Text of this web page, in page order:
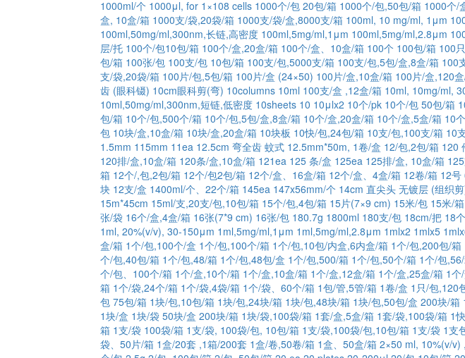
1000ml/个 1000μl, for 1×108 cells 1000个/包 20包/箱 1000个/包,50包/箱 1000个/
盒, 10盒/箱 1000支/袋,20袋/箱 1000支/袋/盒,8000支/箱 100ml, 10 mg/ml, 1μm
100ml,50mg/ml,300nm,长链,高密度 100ml,5mg/ml,1μm 100ml,5mg/ml,2.8μm
层/托 100个/包10包/箱 100个/盒,20盒/箱 100个/盒、10盒/箱 100个 100包/箱 100
包/箱 100张/包 100支/包 10包/箱 100支/包,5000支/箱 100支/包,5包/盒,8盒/箱 100
支/袋,20袋/箱 100片/包,5包/箱 100片/盒 (24×50) 100片/盒,10盒/箱 100片/盒,120
齿 (眼科镊) 10cm眼科剪(弯) 10columns 10ml 100支/盒 ,12盒/箱 10ml, 10mg/ml,
10ml,50mg/ml,300nm,短链,低密度 10sheets 10 10μlx2 10个/pk 10个/包 50包/箱
包/箱 10个/包,500个/箱 10个/包,5包/盒,8盒/箱 10个/盒,20盒/箱 10个/盒,5盒/箱 10
包 10块/盒,10盒/箱 10块/盒,20盒/箱 10块板 10快/包,24包/箱 10支/包,100支/箱 10
1.5mm 115mm 11ea 12.5cm 弯全齿 蚊式 12.5mm*50m, 1卷/盒 12/包,2包/箱 120
120排/盒,10盒/箱 120条/盒,10盒/箱 121ea 125 条/盒 125ea 125排/盒, 10盒/箱
箱 12个/,包,2包/箱 12个/包2包/箱 12个/盒、16盒/箱 12个/盒、4盒/箱 12卷/箱 12号
块 12支/盒 1400ml/个、22个/箱 145ea 147x56mm/个 14cm 直尖头 无镀层 (组织
15m*45cm 15ml/支,20支/包,10包/箱 15个/包,4包/箱 15片(7×9 cm) 15米/包 15米/箱
张/袋 16个/盒,4盒/箱 16张(7*9 cm) 16张/包 180.7g 1800ml 180支/包 18cm/把 18
1ml, 20%(v/v), 30-150μm 1ml,5mg/ml,1μm 1ml,5mg/ml,2.8μm 1mlx2 1mlx5
盒/箱 1个/包,100个/盒 1个/包,100个/箱 1个/包,10包/内盒,6内盒/箱 1个/包,200包/箱
个/包,40包/箱 1个/包,48/箱 1个/包,48包/盒 1个/包,500/箱 1个/包,50个/箱 1个/包
个/包、100个/箱 1个/盒,10个/箱 1个/盒,10盒/箱 1个/盒,12盒/箱 1个/盒,25盒/箱 1个
箱 1个/袋,24个/箱 1个/袋,4袋/箱 1个/袋、60个/箱 1包/管,5管/箱 1卷/盒 1只/包,120
包 75包/箱 1块/包,10包/箱 1块/包,24块/箱 1块/包,48块/箱 1块/包,50包/盒 200块/箱
1块/盒 1块/袋 50块/盒 200块/箱 1块/袋,100袋/箱 1套/盒,5盒/箱 1套/袋,100袋/箱 1
箱 1支/袋 100袋/箱 1支/袋, 100袋/包, 10包/箱 1支/袋,100袋/包,10包/箱 1支/袋 1支
袋、50片/箱 1盒/20套 ,1箱/200套 1盒/卷,50卷/箱 1盒、50盒/箱 2×50 ml, 10%(v/